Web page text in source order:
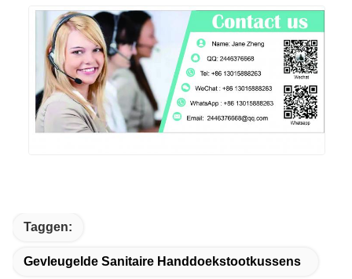
Taggen:
Gevleugelde Sanitaire Handdoekstootkussens